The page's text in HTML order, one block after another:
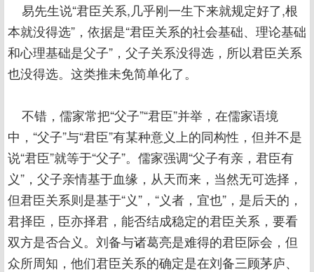
易先生说“君臣关系,几乎刚一生下来就规定好了,根
本就没得选”，依据是“君臣关系的社会基础、理论基础
和心理基础是父子”，父子关系没得选，所以君臣关系
也没得选。这类推未免简单化了。
不错，儒家常把“父子”“君臣”并举，在儒家语境
中，“父子”与“君臣”有某种意义上的同构性，但并不是
说“君臣”就等于“父子”。儒家强调“父子有亲，君臣有
义”，父子亲情基于血缘，从天而来，当然无可选择，
但君臣关系则是基于“义”，“义者，宜也”，是后天的，
君择臣，臣亦择君，能否结成稳定的君臣关系，要看
双方是否合义。刘备与诸葛亮是难得的君臣际会，但
众所周知，他们君臣关系的确定是在刘备三顾茅庐、